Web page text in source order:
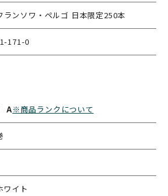
ランソワ・ペルゴ 日本限定250本
171-0
A※商品ランクについて
ワイト